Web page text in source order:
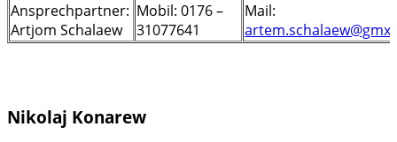
Ansprechpartner:
Artjom Schalaew
Mobil: 0176 –
31077641
Mail:
Nikolaj Konarew